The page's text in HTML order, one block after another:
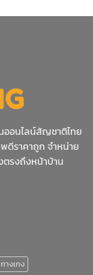
ออนไลน์สัญชาติไทย
ดีราคาถูก จำหน่าย
ตรงถึงหน้าบ้าน
กางเกง